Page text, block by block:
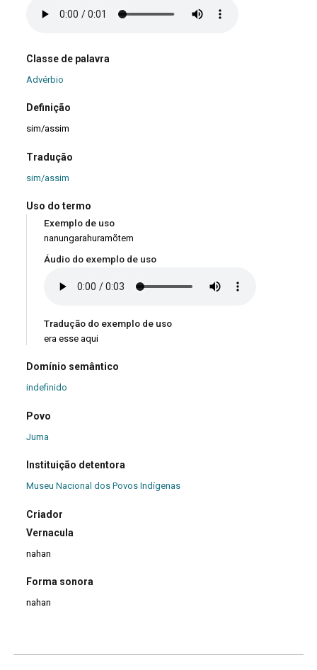
Classe de palavra
Advérbio
Definição
sim/assim
Tradução
sim/assim
Uso do termo
Exemplo de uso
nanungarahuramõtem
Áudio do exemplo de uso
Tradução do exemplo de uso
era esse aqui
Domínio semântico
indefinido
Povo
Juma
Instituição detentora
Museu Nacional dos Povos Indígenas
Criador
Vernacula
nahan
Forma sonora
nahan